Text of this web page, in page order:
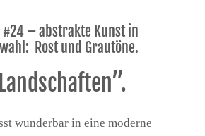
#24 – abstrakte Kunst in
Rost und Grautöne.
wunderbar in eine moderne